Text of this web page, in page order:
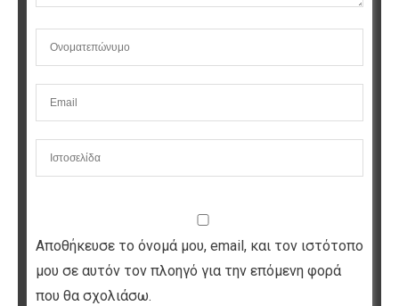
Αποθήκευσε το όνομά μου, email, και τον ιστότοπο
μου σε αυτόν τον πλοηγό για την επόμενη φορά
που θα σχολιάσω.